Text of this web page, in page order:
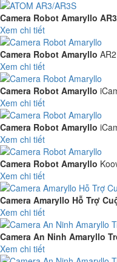
Camera Robot Amaryllo
Xem chi tiết
Camera Robot Amaryllo AR2
Xem chi tiết
Camera Robot Amaryllo
Xem chi tiết
Camera Robot Amaryllo
Xem chi tiết
Camera Robot Amaryllo
Xem chi tiết
Camera Amaryllo Hỗ Trợ
Xem chi tiết
Camera An Ninh Amaryllo
Xem chi tiết